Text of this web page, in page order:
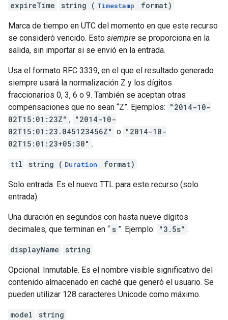
expireTime
string ( Timestamp format)
Marca de tiempo en UTC del momento en que este recurso
se consideró vencido. Esto siempre se proporciona en la
salida, sin importar si se envió en la entrada.
Usa el formato RFC 3339, en el que el resultado generado
siempre usará la normalización Z y los dígitos
fraccionarios 0, 3, 6 o 9. También se aceptan otras
compensaciones que no sean “Z”. Ejemplos: "2014-10-
02T15:01:23Z" , "2014-10-
02T15:01:23.045123456Z" o "2014-10-
02T15:01:23+05:30" .
ttl string ( Duration format)
Solo entrada. Es el nuevo TTL para este recurso (solo
entrada).
Una duración en segundos con hasta nueve dígitos
decimales, que terminan en “ s ”. Ejemplo: "3.5s" .
displayName string
Opcional. Inmutable. Es el nombre visible significativo del
contenido almacenado en caché que generó el usuario. Se
pueden utilizar 128 caracteres Unicode como máximo.
model string